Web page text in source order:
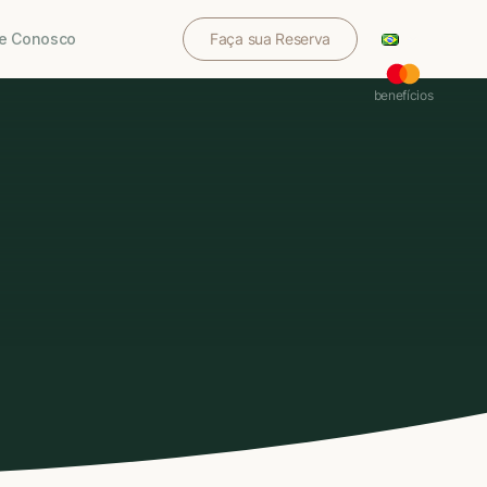
Conosco Faça sua Reserva
benefícios